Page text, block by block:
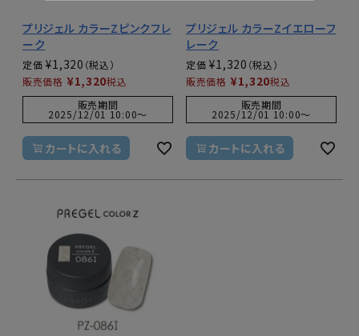
プリジェル カラーZピンクフレ
ーク
定価 ¥1,320
販売価格 ¥1,320税込
販売期間
2025/12/01 10:00〜
カートに入れる
プリジェル カラーZイエローフ
レーク
定価 ¥1,320
販売価格 ¥1,320税込
販売期間
2025/12/01 10:00〜
カートに入れる